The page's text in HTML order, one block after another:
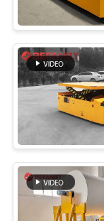
ΈΛΕΓΧΟΣ
ΜΑΣ
ΕΛΆΤΕ
ΕΠΑΦΉ
ΜΕ
ΕΙΔΉΣΕΙΣ